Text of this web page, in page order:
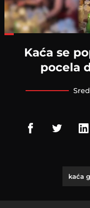
Kaća se
pocela
kaća